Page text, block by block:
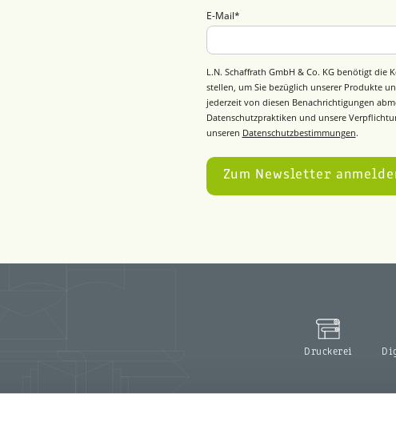
E-Mail*
L.N. Schaffrath GmbH & Co. KG benötigt
stellen, um Sie bezüglich unserer Produkte
jederzeit von diesen Benachrichtigungen
Datenschutzpraktiken und unsere
unseren Datenschutzbestimmungen.
Druckerei